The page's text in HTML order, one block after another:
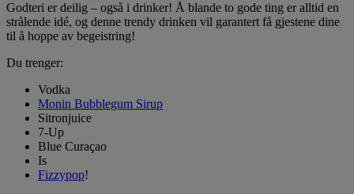
Godteri er deilig – også i drinker! Å blande to gode ting er alltid en
strålende idé, og denne trendy drinken vil garantert få gjestene dine
til å hoppe av begeistring!
Du trenger:
Vodka
Monin Bubblegum Sirup
Sitronjuice
7-Up
Blue Curaçao
Is
Fizzypop!